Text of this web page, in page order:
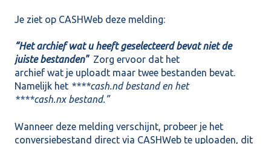
Je ziet op CASHWeb deze melding:
“Het archief wat u heeft geselecteerd bevat niet de
juiste bestanden" Zorg ervoor dat het
archief wat je uploadt maar twee bestanden bevat.
Namelijk het ****cash.nd bestand en het
****cash.nx bestand.”
Wanneer deze melding verschijnt, probeer je het
conversiebestand direct via CASHWeb te uploaden, dit